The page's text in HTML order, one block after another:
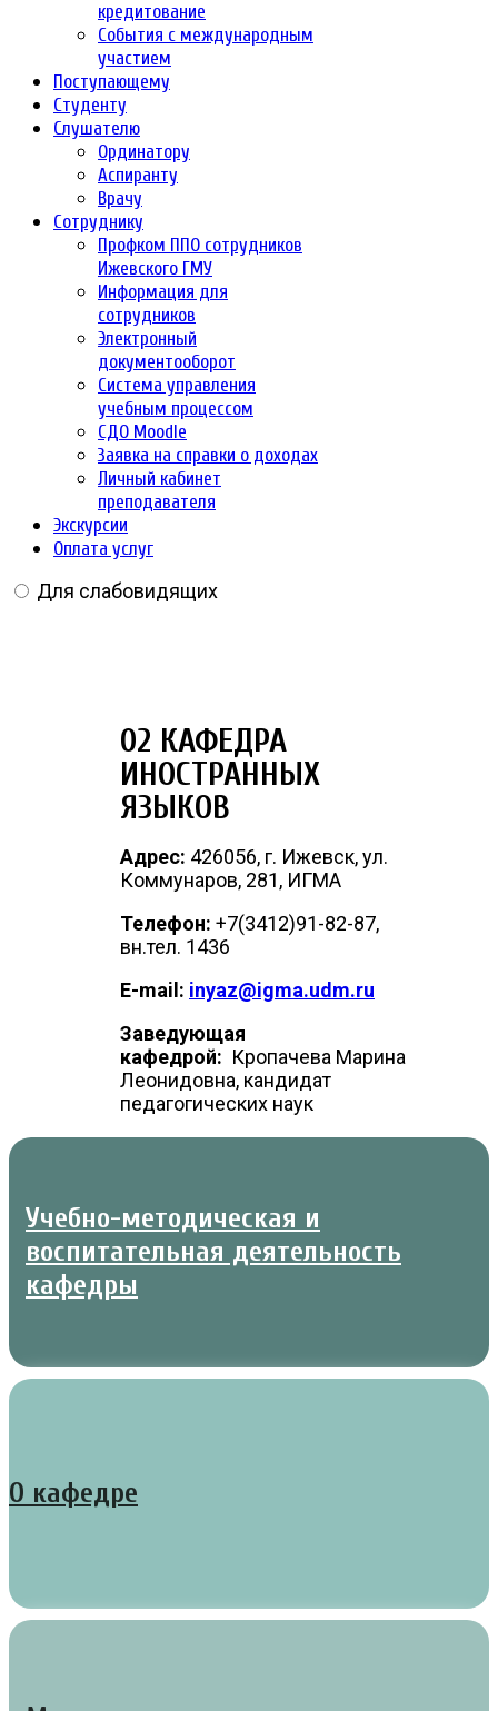
кредитование
События с международным
участием
Поступающему
Студенту
Слушателю
Ординатору
Аспиранту
Врачу
Сотруднику
Профком ППО сотрудников
Ижевского ГМУ
Информация для
сотрудников
Электронный
документооборот
Система управления
учебным процессом
СДО Moodle
Заявка на справки о доходах
Личный кабинет
преподавателя
Экскурсии
Оплата услуг
Для слабовидящих
02 КАФЕДРА
ИНОСТРАННЫХ
ЯЗЫКОВ
Адрес: 426056, г. Ижевск, ул.
Коммунаров, 281, ИГМА
Телефон: +7(3412)91-82-87,
вн.тел. 1436
E-mail: inyaz@igma.udm.ru
Заведующая
кафедрой: Кропачева Марина
Леонидовна, кандидат
педагогических наук
Учебно-методическая и
воспитательная деятельность
кафедры
О кафедре